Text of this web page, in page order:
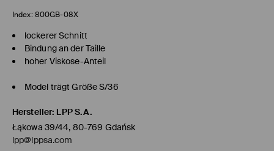
Index: 800GB-08X
lockerer Schnitt
Bindung an der Taille
hoher Viskose-Anteil
Model trägt Größe S/36
Hersteller: LPP S.A.
Łąkowa 39/44, 80-769 Gdańsk
lpp@lppsa.com